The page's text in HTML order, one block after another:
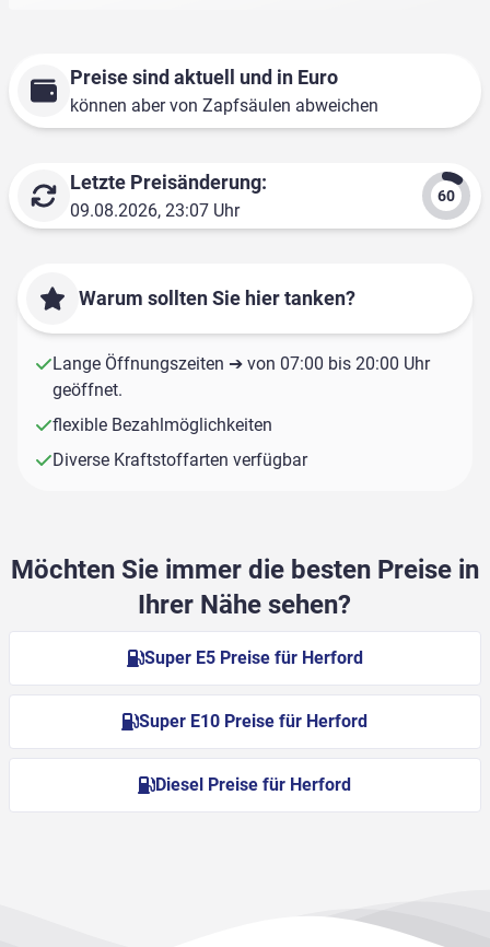
Preise sind aktuell und in Euro
können aber von Zapfsäulen abweichen
Letzte Preisänderung:
09.08.2026, 23:07 Uhr
Warum sollten Sie hier tanken?
Lange Öffnungszeiten ➔ von 07:00 bis 20:00 Uhr
geöffnet.
flexible Bezahlmöglichkeiten
Diverse Kraftstoffarten verfügbar
Möchten Sie immer die besten Preise in
Ihrer Nähe sehen?
Super E5 Preise für Herford
Super E10 Preise für Herford
Diesel Preise für Herford